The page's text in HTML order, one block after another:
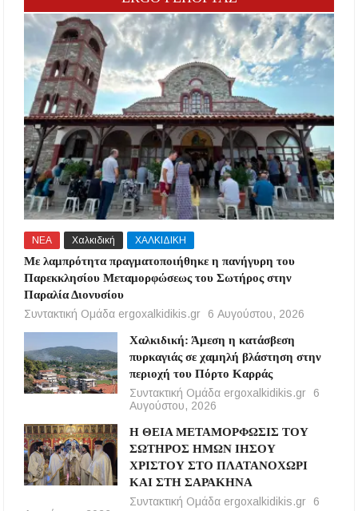
ΝΕΑ Χαλκιδική ΧΑΛΚΙΔΙΚΗ
Με λαμπρότητα πραγματοποιήθηκε η πανήγυρη του
Παρεκκλησίου Μεταμορφώσεως του Σωτήρος στην
Παραλία Διονυσίου
Συντακτική Ομάδα ergoxalkidikis.gr
6 Αυγούστου, 2026
Χαλκιδική: Άμεση η κατάσβεση
πυρκαγιάς σε χαμηλή βλάστηση στην
περιοχή του Πόρτο Καρράς
Συντακτική Ομάδα ergoxalkidikis.gr
6
Αυγούστου, 2026
Η ΘΕΙΑ ΜΕΤΑΜΟΡΦΩΣΙΣ ΤΟΥ
ΣΩΤΗΡΟΣ ΗΜΩΝ ΙΗΣΟΥ
ΧΡΙΣΤΟΥ ΣΤΟ ΠΛΑΤΑΝΟΧΩΡΙ
ΚΑΙ ΣΤΗ ΣΑΡΑΚΗΝΑ
Συντακτική Ομάδα ergoxalkidikis.gr
6